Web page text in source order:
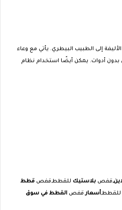
إلى الطبيب البيطري. يأتي مع وعاء
بدون أدوات. يمكن أيضًا استخدام نظام
قفصبلاستيكللقطط,قفصقطط
أسعارقفصالقطط في سوق